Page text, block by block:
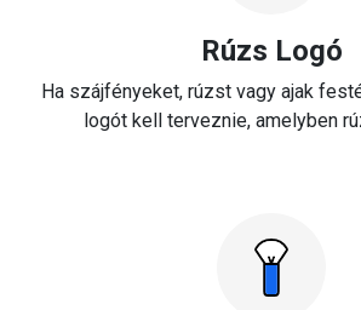
Rúzs Logó
Ha szájfényeket, rúzst vagy ajak
logót kell terveznie, amelyben